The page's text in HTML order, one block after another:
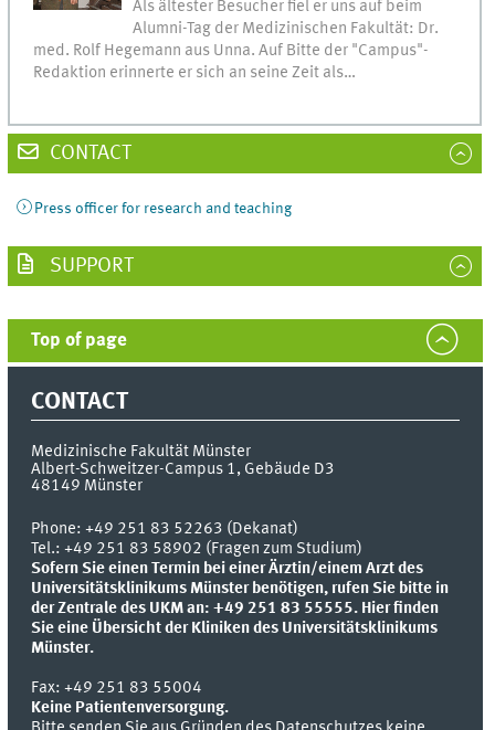
Als ältester Besucher fiel er uns auf beim
Alumni-Tag der Medizinischen Fakultät: Dr.
med. Rolf Hegemann aus Unna. Auf Bitte der "Campus"-
Redaktion erinnerte er sich an seine Zeit als…
CONTACT
Press officer for research and teaching
SUPPORT
Top of page
CONTACT
Medizinische Fakultät Münster
Albert-Schweitzer-Campus 1, Gebäude D3
48149 Münster
Phone:+49 251 83 52263 (Dekanat)
Tel.: +49 251 83 58902 (Fragen zum Studium)
Sofern Sie einen Termin bei einer Ärztin/einem Arzt des
Universitätsklinikums Münster benötigen, rufen Sie bitte in
der Zentrale des UKM an: +49 251 83 55555. Hier finden
Sie eine Übersicht der Kliniken des Universitätsklinikums
Münster.
Fax:+49 251 83 55004
Keine Patientenversorgung.